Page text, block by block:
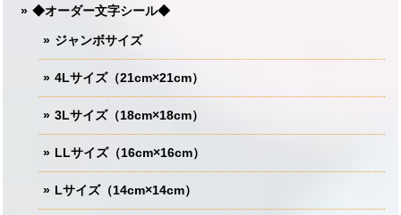
◆オーダー文字シール◆
ジャンボサイズ
4Lサイズ（21cm×21cm）
3Lサイズ（18cm×18cm）
LLサイズ（16cm×16cm）
Lサイズ（14cm×14cm）